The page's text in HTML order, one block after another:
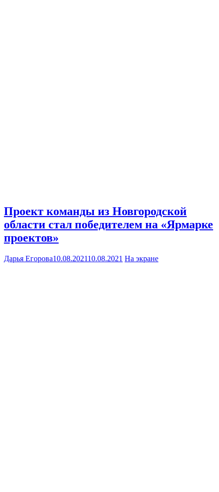
Проект команды из Новгородской
области стал победителем на «Ярмарке
проектов»
Дарья Егорова10.08.202110.08.2021 На экране